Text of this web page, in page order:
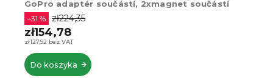
zł113,55 bez VAT
zł137,39